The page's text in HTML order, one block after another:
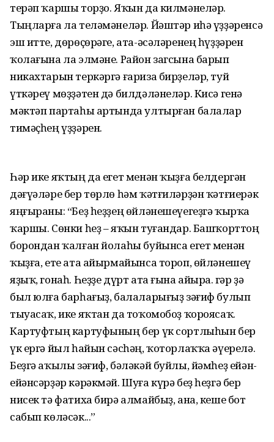
терәп ҡаршы торҙо. Яҡын да килмәнеләр.
Тыңларға ла теләмәнеләр. Йәштәр иһә үҙҙәренсә
эш итте, дөрөҫөрәге, ата-әсәләренең һүҙҙәрен
ҡолағына ла элмәне. Район загсына барып
никахтарын теркәргә ғариза бирҙеләр, туй
үткәреү мөҙҙәтен дә билдәләнеләр. Кисә генә
мәктәп партаһы артында ултырған балалар
тимәҫһең үҙҙәрен.
Һәр ике яҡтың да егет менән ҡыҙға белдергән
дәғүәләре бер төрлө һәм ҡәтғиләрҙән ҡәтғиерәк
яңғыраны: “Беҙ һеҙҙең өйләнешеүегеҙгә ҡырҡа
ҡаршы. Сөнки һеҙ – яҡын туғандар. Башҡорттоң
борондан ҡалған йолаһы буйынса егет менән
ҡыҙға, ете ата айырмайынса тороп, өйләнешеү
яҙыҡ, гонаһ. Һеҙҙе дүрт ата ғына айыра. Әгәр ҙә
был юлға барһағыҙ, балаларығыҙ зәғиф булып
тыуасаҡ, ике яҡтан да тоҡомобоҙ ҡороясаҡ.
Картуфтың картуфының бер үк сортлыһын бер
үк ергә йыл һайын сәсһәң, ҡоторлаҡҡа әүерелә.
Беҙгә аҡылы зәғиф, бәләкәй буйлы, йәмһеҙ ейән-
ейәнсәрҙәр кәрәкмәй. Шуға күрә беҙ һеҙгә бер
нисек тә фатиха бирә алмайбыҙ, ана, кеше бот
сабып көләсәк...”